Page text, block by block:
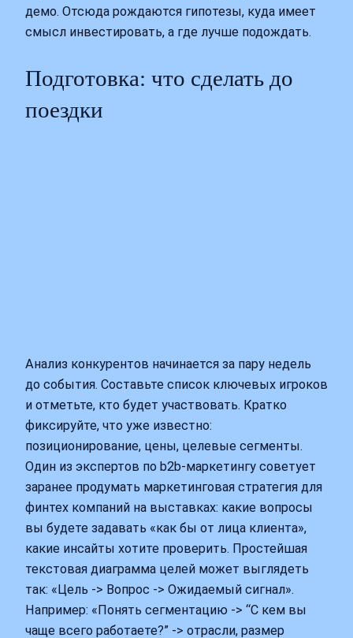
демо. Отсюда рождаются гипотезы, куда имеет
смысл инвестировать, а где лучше подождать.
Подготовка: что сделать до
поездки
Анализ конкурентов начинается за пару недель
до события. Составьте список ключевых игроков
и отметьте, кто будет участвовать. Кратко
фиксируйте, что уже известно:
позиционирование, цены, целевые сегменты.
Один из экспертов по b2b-маркетингу советует
заранее продумать маркетинговая стратегия для
финтех компаний на выставках: какие вопросы
вы будете задавать «как бы от лица клиента»,
какие инсайты хотите проверить. Простейшая
текстовая диаграмма целей может выглядеть
так: «Цель -> Вопрос -> Ожидаемый сигнал».
Например: «Понять сегментацию -> “С кем вы
чаще всего работаете?” -> отрасли, размер